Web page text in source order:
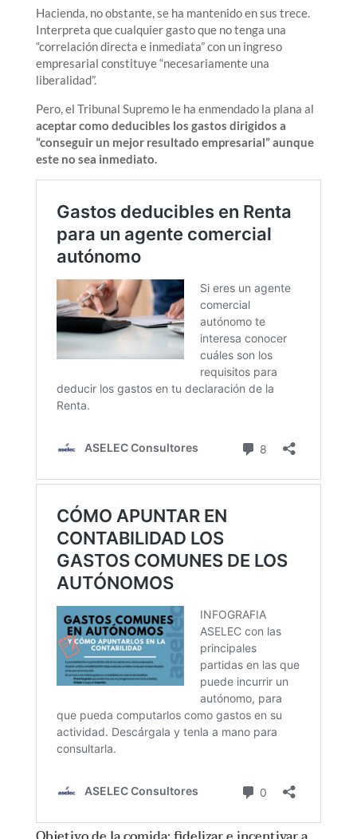
Hacienda, no obstante, se ha mantenido en sus trece.
Interpreta que cualquier gasto que no tenga una
“correlación directa e inmediata” con un ingreso
empresarial constituye “necesariamente una
liberalidad”.
Pero, el Tribunal Supremo le ha enmendado la plana al
aceptar como deducibles los gastos dirigidos a
“conseguir un mejor resultado empresarial” aunque
este no sea inmediato.